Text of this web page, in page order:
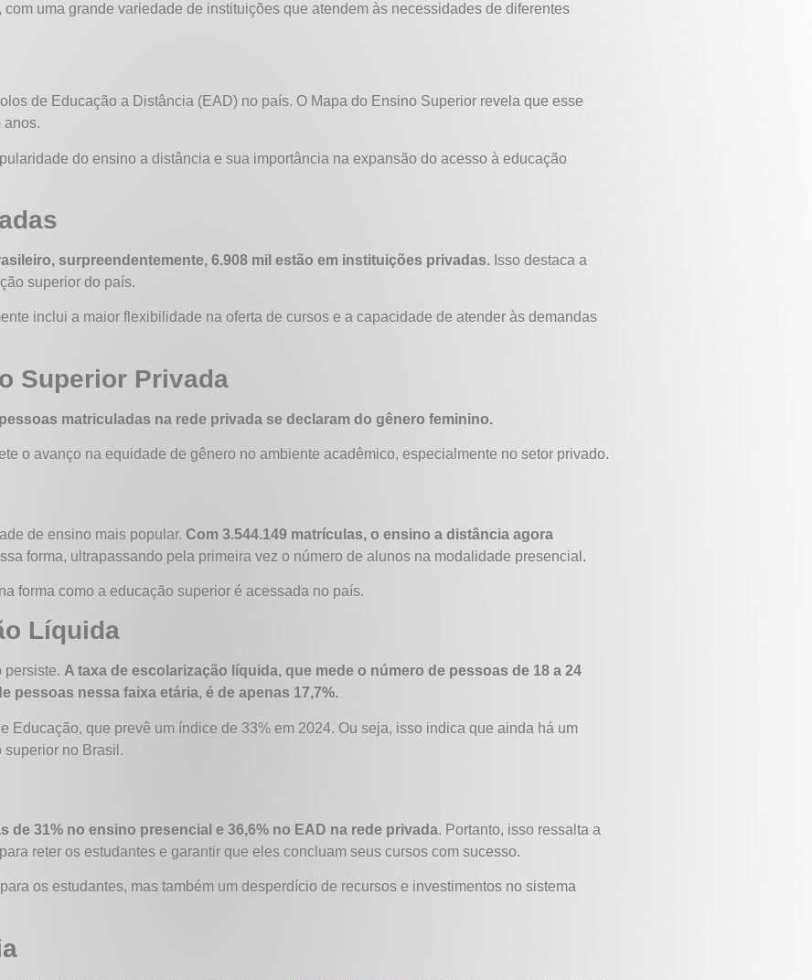
uma grande variedade de instituições que atendem às necessidades de diferentes
de Educação a Distância (EAD) no país. O Mapa do Ensino Superior revela que esse
anos.
do ensino a distância e sua importância na expansão do acesso à educação
surpreendentemente, 6.908 mil estão em instituições privadas. Isso destaca a
superior do país.
inclui a maior flexibilidade na oferta de cursos e a capacidade de atender às demandas
Superior Privada
matriculadas na rede privada se declaram do gênero feminino.
o avanço na equidade de gênero no ambiente acadêmico, especialmente no setor privado.
de ensino mais popular. Com 3.544.149 matrículas, o ensino a distância agora
forma, ultrapassando pela primeira vez o número de alunos na modalidade presencial.
forma como a educação superior é acessada no país.
Líquida
persiste. A taxa de escolarização líquida, que mede o número de pessoas de 18 a 24
nessa faixa etária, é de apenas 17,7%.
Educação, que prevê um índice de 33% em 2024. Ou seja, isso indica que ainda há um
superior no Brasil.
de 31% no ensino presencial e 36,6% no EAD na rede privada. Portanto, isso ressalta a
reter os estudantes e garantir que eles concluam seus cursos com sucesso.
os estudantes, mas também um desperdício de recursos e investimentos no sistema